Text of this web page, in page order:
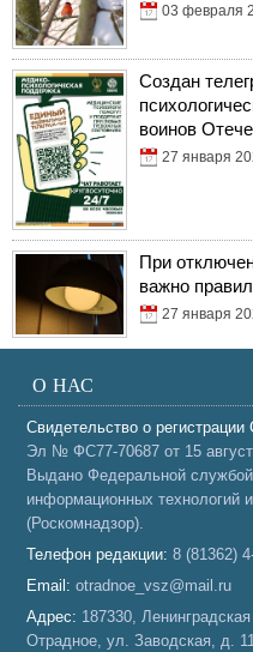
03 февраля
Создан
воинов
27 января
При
важно
27 января
О НАС
Свидетельство о
Эл № ФС77-70687 от 15
Выдано Федеральной
информационных технологий
(Роскомнадзор).
Телефон редакции: 8 (81362)
Email: otradnoe_vsz@mail.ru
Адрес: 187330,
Отрадное, ул. Заводская, д.